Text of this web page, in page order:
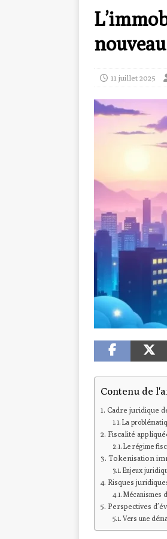
11 juillet 2025
Contenu de
Cadre juridique
La
Fiscalité
Le régime
Tokenisation
Enjeux
Risques
Mécanismes
Perspectives
Vers une